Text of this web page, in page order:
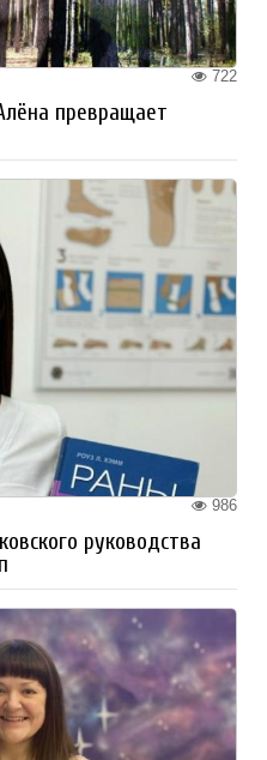
722
превращает
986
руководства